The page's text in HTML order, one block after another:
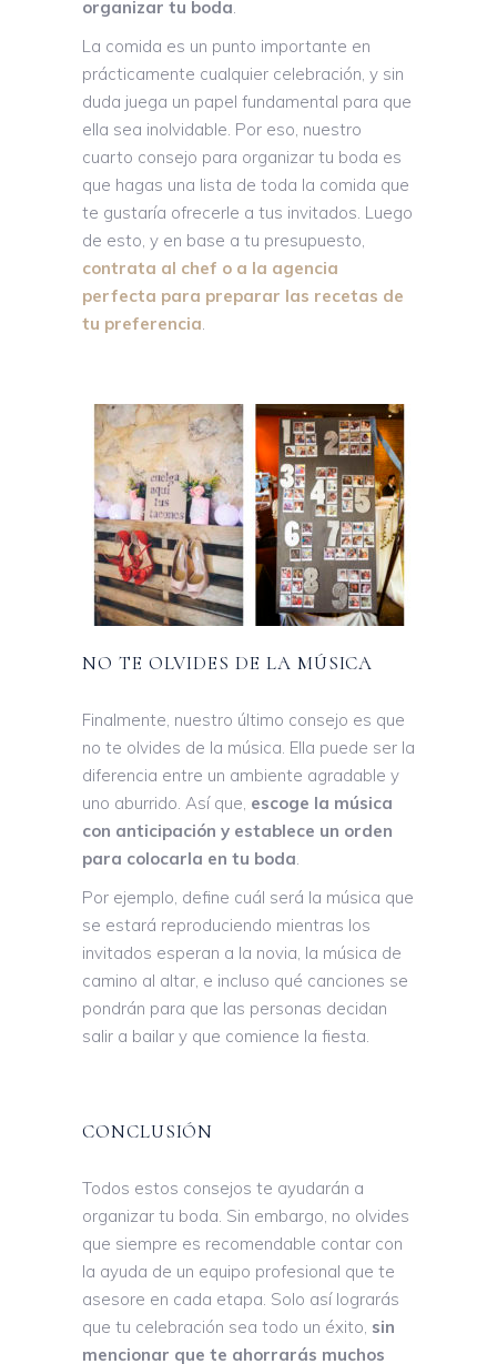
organizar tu boda.
La comida es un punto importante en
prácticamente cualquier celebración, y sin
duda juega un papel fundamental para que
ella sea inolvidable. Por eso, nuestro
cuarto consejo para organizar tu boda es
que hagas una lista de toda la comida que
te gustaría ofrecerle a tus invitados. Luego
de esto, y en base a tu presupuesto,
contrata al chef o a la agencia
perfecta para preparar las recetas de
tu preferencia.
NO TE OLVIDES DE LA MÚSICA
Finalmente, nuestro último consejo es que
no te olvides de la música. Ella puede ser la
diferencia entre un ambiente agradable y
uno aburrido. Así que, escoge la música
con anticipación y establece un orden
para colocarla en tu boda.
Por ejemplo, define cuál será la música que
se estará reproduciendo mientras los
invitados esperan a la novia, la música de
camino al altar, e incluso qué canciones se
pondrán para que las personas decidan
salir a bailar y que comience la fiesta.
CONCLUSIÓN
Todos estos consejos te ayudarán a
organizar tu boda. Sin embargo, no olvides
que siempre es recomendable contar con
la ayuda de un equipo profesional que te
asesore en cada etapa. Solo así lograrás
que tu celebración sea todo un éxito, sin
mencionar que te ahorrarás muchos